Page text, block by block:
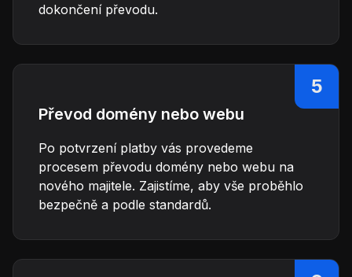
dokončení převodu.
5
Převod domény nebo webu
Po potvrzení platby vás provedeme
procesem převodu domény nebo webu na
nového majitele. Zajistíme, aby vše proběhlo
bezpečně a podle standardů.